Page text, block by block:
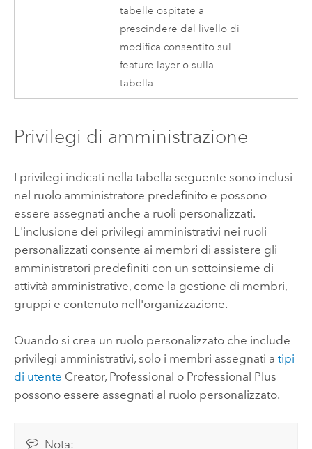
tabelle ospitate a
prescindere dal livello di
modifica consentito sul
feature layer o sulla
tabella.
Privilegi di amministrazione
I privilegi indicati nella tabella seguente sono inclusi
nel ruolo amministratore predefinito e possono
essere assegnati anche a ruoli personalizzati.
L'inclusione dei privilegi amministrativi nei ruoli
personalizzati consente ai membri di assistere gli
amministratori predefiniti con un sottoinsieme di
attività amministrative, come la gestione di membri,
gruppi e contenuto nell'organizzazione.
Quando si crea un ruolo personalizzato che include
privilegi amministrativi, solo i membri assegnati a tipi
di utente Creator, Professional o Professional Plus
possono essere assegnati al ruolo personalizzato.
Nota: